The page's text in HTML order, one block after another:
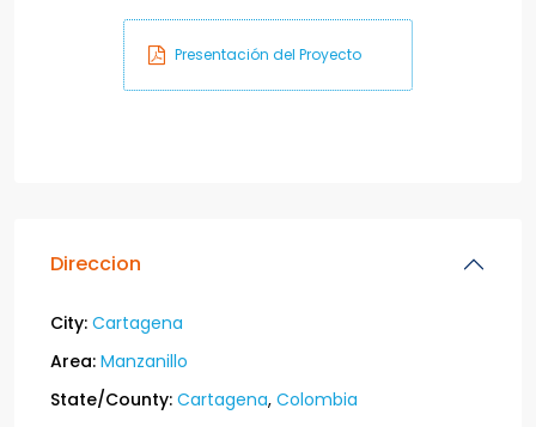
Presentación del Proyecto
Direccion
City: Cartagena
Area: Manzanillo
State/County: Cartagena, Colombia